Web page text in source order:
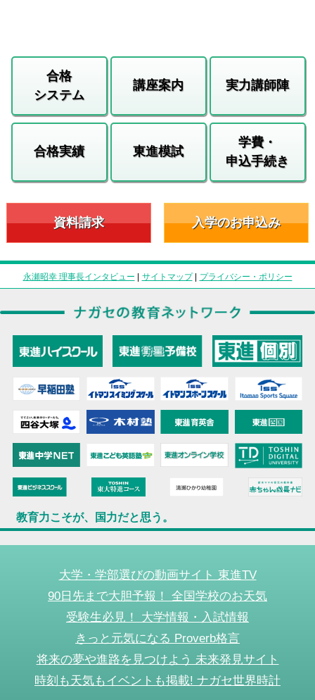
合格
システム
講座案内 実力講師陣
合格実績 東進模試
学費・
申込手続き
資料請求 入学のお申込み
永瀬昭幸 理事長インタビュー | サイトマップ| プライバシー・ポリシー
教育力こそが、国力だと思う。
大学・学部選びの動画サイト 東進TV
90日先まで大胆予報！ 全国学校のお天気
受験生必見！ 大学情報・入試情報
きっと元気になる Proverb格言
将来の夢や進路を見つけよう 未来発見サイト
時刻も天気もイベントも掲載! ナガセ世界時計